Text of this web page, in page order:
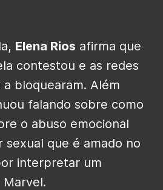
Elena Rios afirma que
contestou e as redes
bloquearam. Além
falando sobre como
o abuso emocional
sexual que é amado no
interpretar um
Marvel.